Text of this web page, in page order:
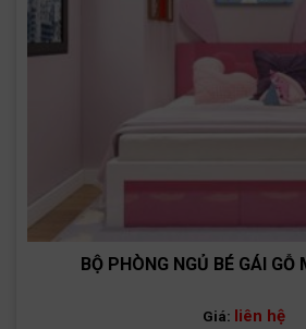
BỘ PHÒNG NGỦ BÉ GÁI GỖ
Giá: liên hệ